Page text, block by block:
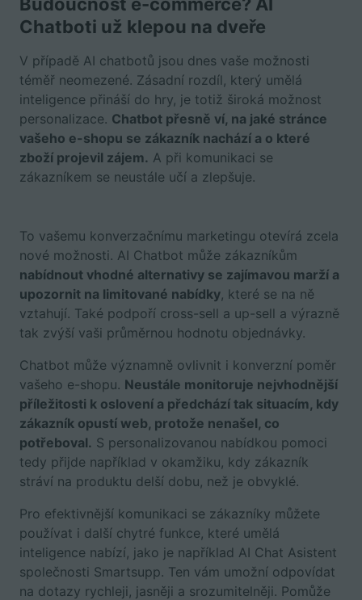
Chatboti už klepou na dveře
V případě AI chatbotů jsou dnes vaše možnosti
téměř neomezené. Zásadní rozdíl, který umělá
inteligence přináší do hry, je totiž široká možnost
personalizace. Chatbot přesně ví, na jaké stránce
vašeho e-shopu se zákazník nachází a o které
zboží projevil zájem. A při komunikaci se
zákazníkem se neustále učí a zlepšuje.
To vašemu konverzačnímu marketingu otevírá zcela
nové možnosti. AI Chatbot může zákazníkům
nabídnout vhodné alternativy se zajímavou marží a
upozornit na limitované nabídky, které se na ně
vztahují. Také podpoří cross-sell a up-sell a výrazně
tak zvýší vaši průměrnou hodnotu objednávky.
Chatbot může významně ovlivnit i konverzní poměr
vašeho e-shopu. Neustále monitoruje nejvhodnější
příležitosti k oslovení a předchází tak situacím, kdy
zákazník opustí web, protože nenašel, co
potřeboval. S personalizovanou nabídkou pomoci
tedy přijde například v okamžiku, kdy zákazník
stráví na produktu delší dobu, než je obvyklé.
Pro efektivnější komunikaci se zákazníky můžete
používat i další chytré funkce, které umělá
inteligence nabízí, jako je například AI Chat Asistent
společnosti Smartsupp. Ten vám umožní odpovídat
na dotazy rychleji, jasněji a srozumitelněji. Pomůže